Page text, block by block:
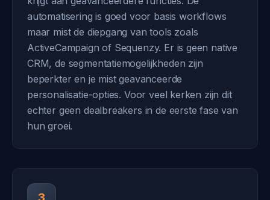
automatisering is goed voor basis workflows
maar mist de diepgang van tools zoals
ActiveCampaign of Sequenzy. Er is geen native
CRM, de segmentatiemogelijkheden zijn
beperkter en je mist geavanceerde
personalisatie-opties. Voor veel kerken zijn dit
echter geen dealbreakers in de eerste fase van
hun groei.